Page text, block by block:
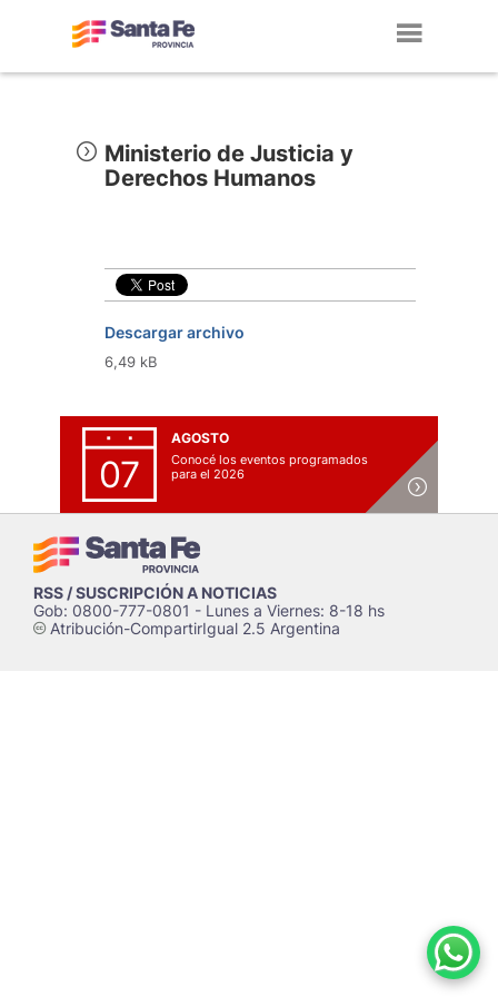
Ministerio de Justicia y
Derechos Humanos
Descargar archivo
6,49 kB
07
AGOSTO
Conocé los eventos programados
para el 2026
RSS / SUSCRIPCIÓN A NOTICIAS
Gob: 0800-777-0801 - Lunes a Viernes: 8-18 hs
cAtribución-CompartirIgual 2.5 Argentina